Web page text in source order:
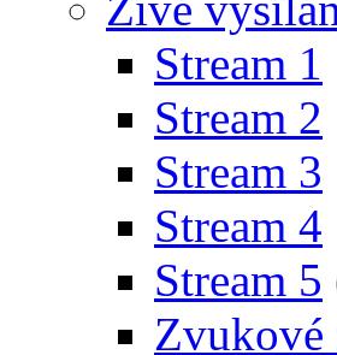
Stream 1
Stream 2
Stream 3
Stream 4
Stream 5
Zvukové